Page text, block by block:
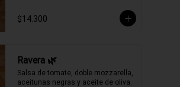
$14.300
Ravera 🌿
Salsa de tomate, doble mozzarella,
aceitunas negras y aceite de oliva.